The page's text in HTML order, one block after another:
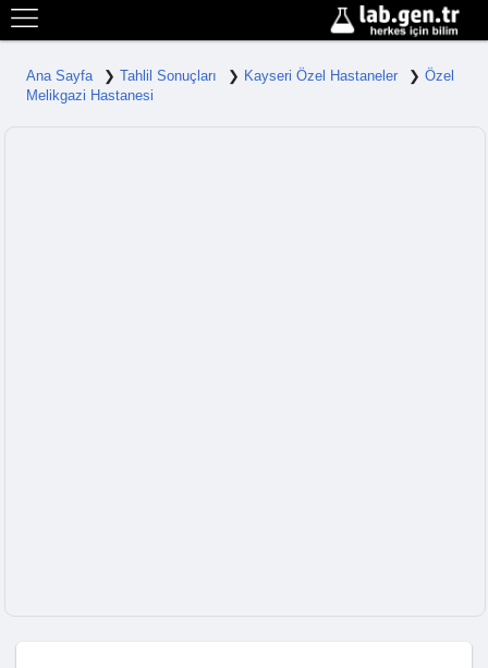
Ana Sayfa Tahlil Sonuçları Kayseri Özel Hastaneler
Özel
Melikgazi Hastanesi